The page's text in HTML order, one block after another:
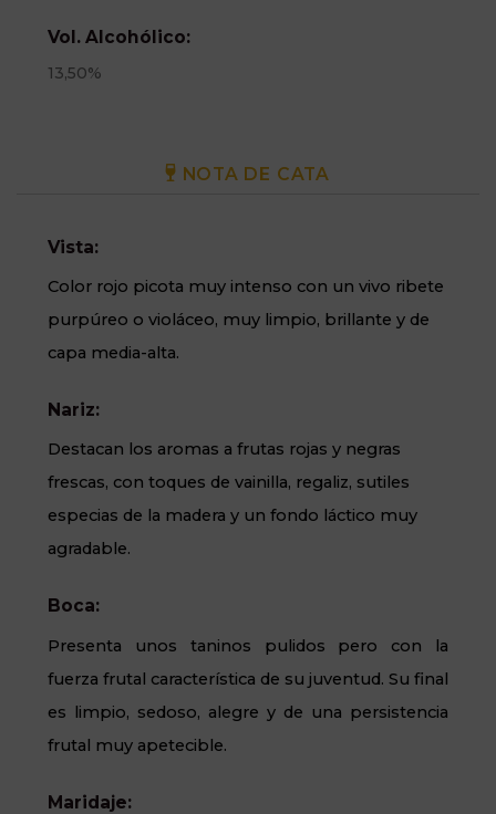
Vol. Alcohólico:
13,50%
NOTA DE CATA
Vista:
Color rojo picota muy intenso con un vivo ribete
purpúreo o violáceo, muy limpio, brillante y de
capa media-alta.
Nariz:
Destacan los aromas a frutas rojas y negras
frescas, con toques de vainilla, regaliz, sutiles
especias de la madera y un fondo láctico muy
agradable.
Boca:
Presenta unos taninos pulidos pero con la
fuerza frutal característica de su juventud. Su final
es limpio, sedoso, alegre y de una persistencia
frutal muy apetecible.
Maridaje: